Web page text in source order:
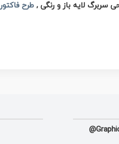
طرح فاکتور